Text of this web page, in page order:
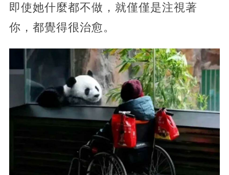
即使她什麼都不做，就僅僅是注視著
你，都覺得很治愈。